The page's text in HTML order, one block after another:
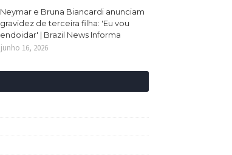
Neymar e Bruna Biancardi anunciam
gravidez de terceira filha: 'Eu vou
endoidar' | Brazil News Informa
junho 16, 2026